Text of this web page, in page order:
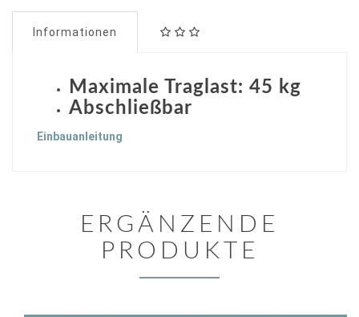
Informationen
Maximale Traglast: 45 kg
Abschließbar
Einbauanleitung
ERGÄNZENDE
PRODUKTE